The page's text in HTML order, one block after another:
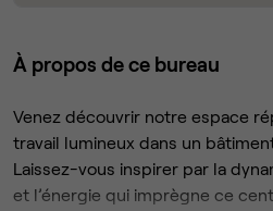
À propos de ce bureau
Venez découvrir notre espace
travail lumineux dans un
Laissez-vous inspirer par la
et l’énergie qui imprègne ce